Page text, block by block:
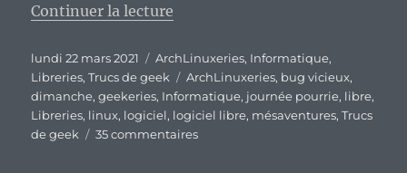
Continuer la lecture
Publié
le
lundi 22 mars 2021 Catégories
ArchLinuxeries, Informatique,
Libreries,Trucs de geek Étiquettes
ArchLinuxeries, bug vicieux,
dimanche,geekeries, Informatique, journée pourrie, libre,
Libreries, linux, logiciel, logiciel libre, mésaventures,Trucs
de geek
35 commentairessur